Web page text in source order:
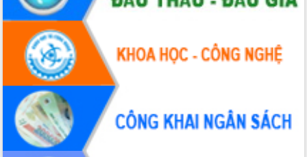
Khơi thông điểm nghẽn, đẩy nhanh
giải ngân vốn khắc phục thiên tai
HĐND tỉnh thông qua điều chỉnh Quy
hoạch tỉnh thời kỳ 2021-2030
Hội thảo góp ý hồ sơ điều chỉnh quy
hoạch tỉnh Đắk Lắk thời kỳ 2021-2030,
tầm nhìn đến năm 2050
Nâng cao hiệu quả hoạt động của các
doanh nghiệp nhà nước
Hội nghị triển khai kết nối mạng